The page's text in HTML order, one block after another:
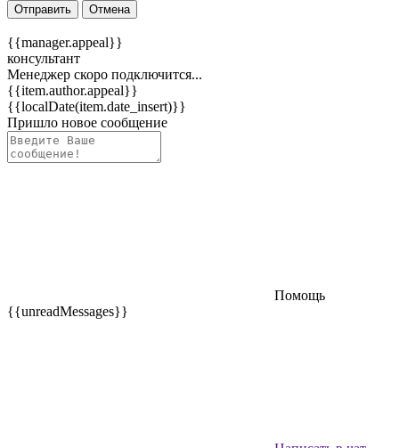
Отправить Отмена
{{manager.appeal}}
консультант
Менеджер скоро подключится...
{{item.author.appeal}}
{{localDate(item.date_insert)}}
Пришло новое сообщение
Помощь
{{unreadMessages}}